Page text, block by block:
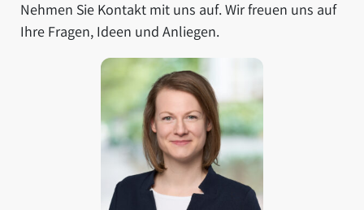
Nehmen Sie Kontakt mit uns auf. Wir freuen uns auf
Ihre Fragen, Ideen und Anliegen.